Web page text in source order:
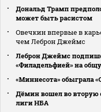
Дональд Трамп
может быть расистом
Овечкин впервые в
чем Леброн Джеймс
Леброн Джеймс
«Филадельфией» на
«Миннесота» обыграла
Дёмин вошел во вторую
лиги НБА